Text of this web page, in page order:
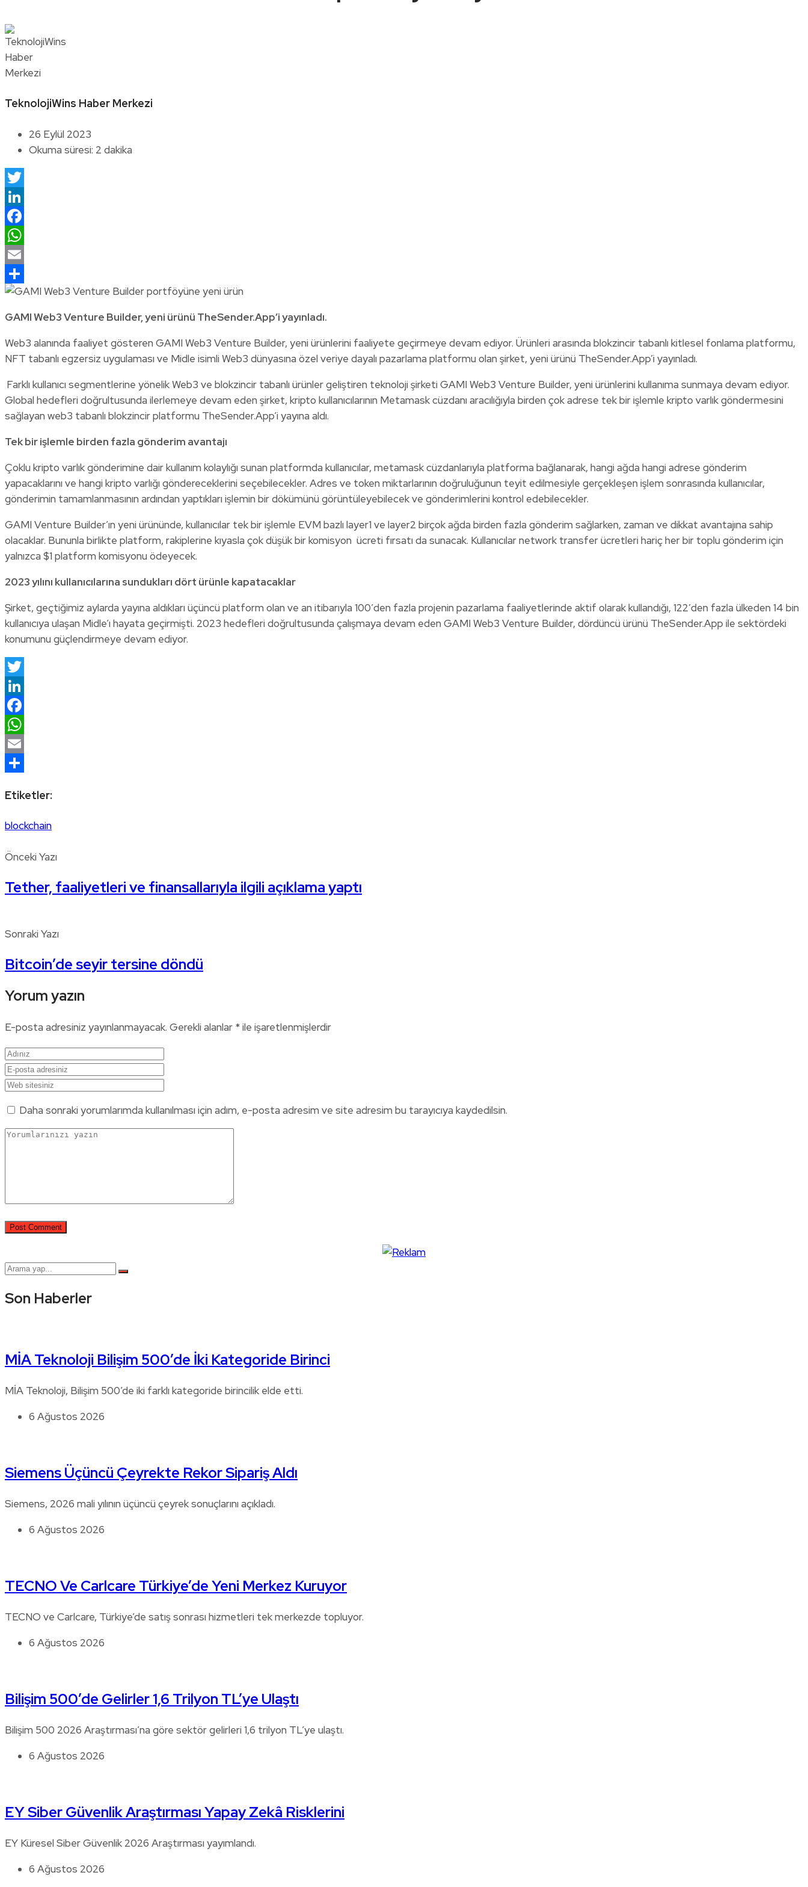
TeknolojiWins Haber Merkezi
26 Eylül 2023
Okuma süresi: 2 dakika
Twitter
LinkedIn
Facebook
WhatsApp
Email
Share
GAMI Web3 Venture Builder, yeni ürünü TheSender.App’i yayınladı.
Web3 alanında faaliyet gösteren GAMI Web3 Venture Builder, yeni ürünlerini faaliyete geçirmeye devam ediyor. Ürünleri arasında blokzincir tabanlı kitlesel fonlama platformu,
NFT tabanlı egzersiz uygulaması ve Midle isimli Web3 dünyasına özel veriye dayalı pazarlama platformu olan şirket, yeni ürünü TheSender.App’i yayınladı.
Farklı kullanıcı segmentlerine yönelik Web3 ve blokzincir tabanlı ürünler geliştiren teknoloji şirketi GAMI Web3 Venture Builder, yeni ürünlerini kullanıma sunmaya devam ediyor.
Global hedefleri doğrultusunda ilerlemeye devam eden şirket, kripto kullanıcılarının Metamask cüzdanı aracılığıyla birden çok adrese tek bir işlemle kripto varlık göndermesini
sağlayan web3 tabanlı blokzincir platformu TheSender.App’i yayına aldı.
Tek bir işlemle birden fazla gönderim avantajı
Çoklu kripto varlık gönderimine dair kullanım kolaylığı sunan platformda kullanıcılar, metamask cüzdanlarıyla platforma bağlanarak, hangi ağda hangi adrese gönderim
yapacaklarını ve hangi kripto varlığı göndereceklerini seçebilecekler. Adres ve token miktarlarının doğruluğunun teyit edilmesiyle gerçekleşen işlem sonrasında kullanıcılar,
gönderimin tamamlanmasının ardından yaptıkları işlemin bir dökümünü görüntüleyebilecek ve gönderimlerini kontrol edebilecekler.
GAMI Venture Builder’ın yeni ürününde, kullanıcılar tek bir işlemle EVM bazlı layer1 ve layer2 birçok ağda birden fazla gönderim sağlarken, zaman ve dikkat avantajına sahip
olacaklar. Bununla birlikte platform, rakiplerine kıyasla çok düşük bir komisyon ücreti fırsatı da sunacak. Kullanıcılar network transfer ücretleri hariç her bir toplu gönderim için
yalnızca $1 platform komisyonu ödeyecek.
2023 yılını kullanıcılarına sundukları dört ürünle kapatacaklar
Şirket, geçtiğimiz aylarda yayına aldıkları üçüncü platform olan ve an itibarıyla 100’den fazla projenin pazarlama faaliyetlerinde aktif olarak kullandığı, 122’den fazla ülkeden 14 bin
kullanıcıya ulaşan Midle’ı hayata geçirmişti. 2023 hedefleri doğrultusunda çalışmaya devam eden GAMI Web3 Venture Builder, dördüncü ürünü TheSender.App ile sektördeki
konumunu güçlendirmeye devam ediyor.
Twitter
LinkedIn
Facebook
WhatsApp
Email
Etiketler:
blockchain
Önceki Yazı
Tether, faaliyetleri ve finansallarıyla ilgili açıklama yaptı
Sonraki Yazı
Bitcoin’de seyir tersine döndü
Yorum yazın
E-posta adresiniz yayınlanmayacak. Gerekli alanlar *ile işaretlenmişlerdir
Daha sonraki yorumlarımda kullanılması için adım, e-posta adresim ve site adresim bu tarayıcıya kaydedilsin.
Son Haberler
MİA Teknoloji Bilişim 500’de İki Kategoride Birinci
MİA Teknoloji, Bilişim 500’de iki farklı kategoride birincilik elde etti.
6 Ağustos 2026
Siemens Üçüncü Çeyrekte Rekor Sipariş Aldı
Siemens, 2026 mali yılının üçüncü çeyrek sonuçlarını açıkladı.
6 Ağustos 2026
TECNO Ve Carlcare Türkiye’de Yeni Merkez Kuruyor
TECNO ve Carlcare, Türkiye’de satış sonrası hizmetleri tek merkezde topluyor.
6 Ağustos 2026
Bilişim 500’de Gelirler 1,6 Trilyon TL’ye Ulaştı
Bilişim 500 2026 Araştırması’na göre sektör gelirleri 1,6 trilyon TL’ye ulaştı.
6 Ağustos 2026
EY Siber Güvenlik Araştırması Yapay Zekâ Risklerini
EY Küresel Siber Güvenlik 2026 Araştırması yayımlandı.
6 Ağustos 2026